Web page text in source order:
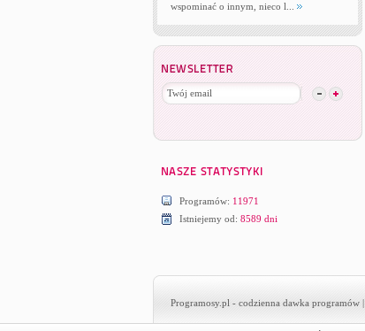
wspominać o innym, nieco l...
Programów: 11971
Istniejemy od: 8589 dni
Programosy.pl - codzienna dawka programów |